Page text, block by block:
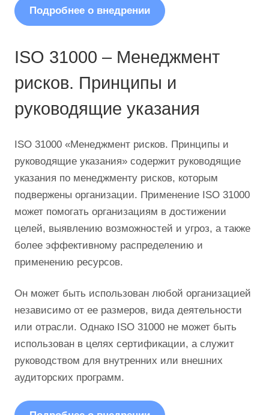
Подробнее о внедрении
ISO 31000 – Менеджмент
рисков. Принципы и
руководящие указания
ISO 31000 «Менеджмент рисков. Принципы и
руководящие указания» содержит руководящие
указания по менеджменту рисков, которым
подвержены организации. Применение ISO 31000
может помогать организациям в достижении
целей, выявлению возможностей и угроз, а также
более эффективному распределению и
применению ресурсов.
Он может быть использован любой организацией
независимо от ее размеров, вида деятельности
или отрасли. Однако ISO 31000 не может быть
использован в целях сертификации, а служит
руководством для внутренних или внешних
аудиторских программ.